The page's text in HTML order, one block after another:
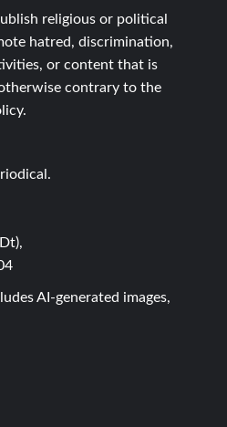
religious or political
hatred, discrimination,
or content that is
contrary to the
AI-generated images,